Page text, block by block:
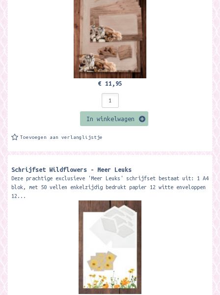
€ 11,95
In winkelwagen
Toevoegen aan verlanglijstje
Schrijfset Wildflowers - Meer Leuks
Deze prachtige exclusieve 'Meer Leuks' schrijfset bestaat uit: 1 A4
blok, met 50 vellen enkelzijdig bedrukt papier 12 witte enveloppen
12...